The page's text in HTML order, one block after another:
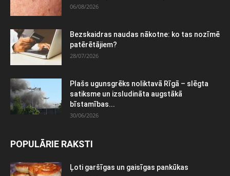
06/08/2026
Bezskaidras naudas nākotne: ko tas nozīmē
patērētājiem?
28/07/2026
Plašs ugunsgrēks noliktavā Rīgā – slēgta
satiksme un izsludināta augstākā
bīstamības...
30/06/2026
POPULĀRIE RAKSTI
Ļoti garšīgas un gaisīgas pankūkas